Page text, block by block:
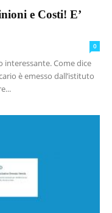
e Costi! E’
0
interessante. Come dice
è emesso dall’istituto